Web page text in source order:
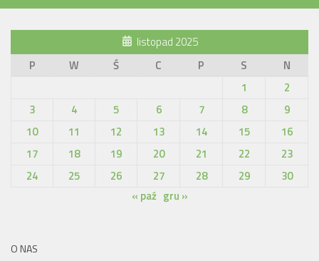
listopad 2025
P
W Ś C P S
N
1
2
3
4 5 6 7 8
9
10
11 12 13 14 15
16
17
18 19 20 21 22
23
24
25 26 27 28 29
30
« paź gru »
O NAS